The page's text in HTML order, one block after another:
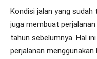
Kondisi jalan yang
juga membuat
tahun sebelumnya. Hal
perjalanan menggunakan